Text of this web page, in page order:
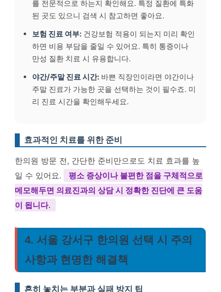
를 전문적으로 하는지 확인해요. 특정 질환에 특화
된 곳도 있으니 검색 시 참고하면 좋아요.
보험 진료 여부: 건강보험 적용이 되는지 미리 확인
하면 비용 부담을 줄일 수 있어요. 특히 통증이나
만성 질환 치료 시 유용합니다.
야간/주말 진료 시간: 바쁜 직장인이라면 야간이나
주말 진료가 가능한 곳을 선택하는 것이 필수죠. 미
리 진료 시간을 확인해두세요.
효과적인 치료를 위한 준비
한의원 방문 전, 간단한 준비만으로도 치료 효과를 높
일 수 있어요.
평소 증상이나 불편한 점을 구체적으로
메모해두면 의료진과의 상담 시 정확한 진단에 큰 도움
이 됩니다.
4. 서울 강서구 한의원 선택 시 주의
사항과 현명한 해결책
흔히 놓치는 부분과 실패 방지 팁